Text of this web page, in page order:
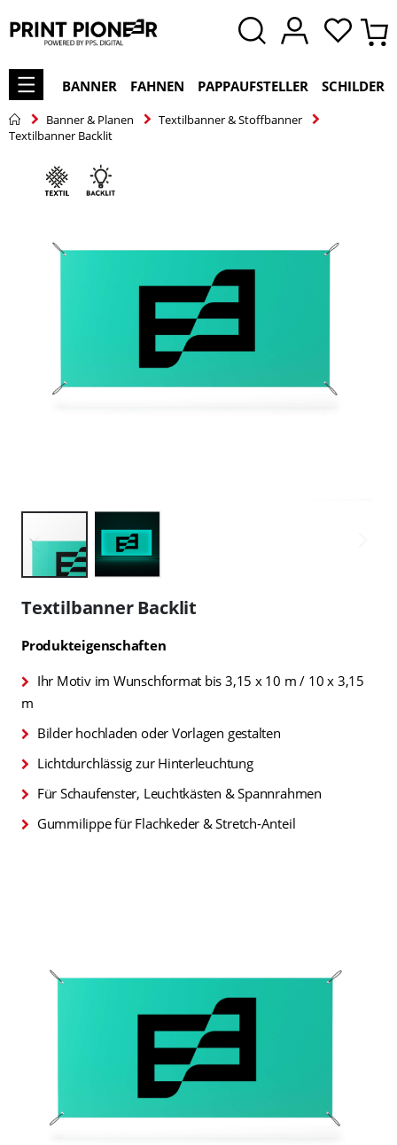
BANNER FAHNEN PAPPAUFSTELLER SCHILDER
Banner & Planen
Textilbanner & Stoffbanner
Textilbanner Backlit
Ende
Anfang
der
springen
Textilbanner Backlit
Produkteigenschaften
Ihr Motiv im Wunschformat bis 3,15 x 10 m / 10 x 3,15
m
Bilder hochladen oder Vorlagen gestalten
Lichtdurchlässig zur Hinterleuchtung
Für Schaufenster, Leuchtkästen & Spannrahmen
Gummilippe für Flachkeder & Stretch-Anteil